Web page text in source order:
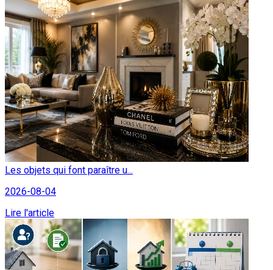
Les objets qui font paraître u...
2026-08-04
Lire l'article